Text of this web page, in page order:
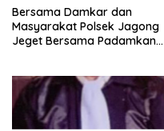
Bersama Damkar dan
Masyarakat Polsek Jagong
Jeget Bersama Padamkan